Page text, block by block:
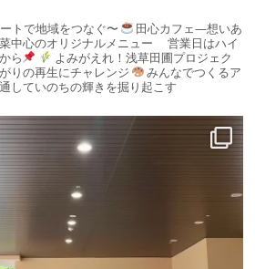
トで地域をつなぐ〜
田心カフェ—想いあ
中心のオリジナルメニュー 営業日はハイ
ら
よみがえれ！浅草田圃プロジェク
りの再生にチャレンジ
みんなでつくるア
していのちの輝きを掘り起こす